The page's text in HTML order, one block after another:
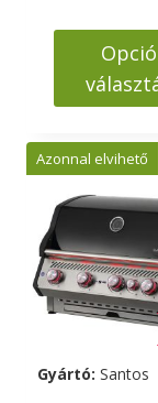
-
a
terméknek
több
variációja
van.
A
változatok
Azonnal elvihető
Gyártó: Santos